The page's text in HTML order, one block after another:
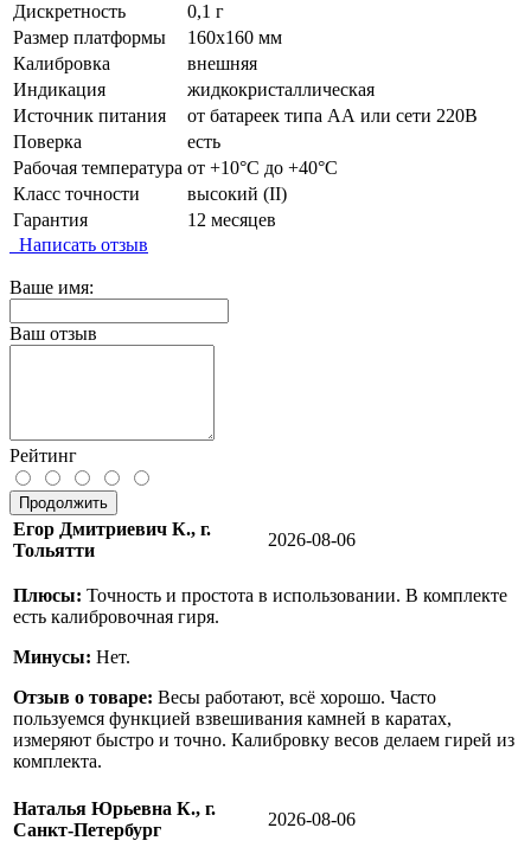
Дискретность
0,1 г
Размер платформы
160х160 мм
Калибровка
внешняя
Индикация
жидкокристаллическая
Источник питания
от батареек типа АА или сети 220В
Поверка
есть
Рабочая температура от +10°C до +40°C
Класс точности
высокий (II)
Гарантия
12 месяцев
Написать отзыв
Ваше имя:
Ваш отзыв
Рейтинг
Продолжить
Егор Дмитриевич К., г.
Тольятти
2026-08-06
Плюсы: Точность и простота в использовании. В комплекте
есть калибровочная гиря.
Минусы: Нет.
Отзыв о товаре: Весы работают, всё хорошо. Часто
пользуемся функцией взвешивания камней в каратах,
измеряют быстро и точно. Калибровку весов делаем гирей из
комплекта.
Наталья Юрьевна К., г.
Санкт-Петербург
2026-08-06